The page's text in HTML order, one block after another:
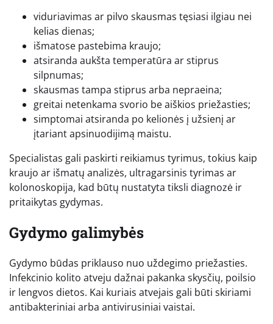
viduriavimas ar pilvo skausmas tęsiasi ilgiau nei
kelias dienas;
išmatose pastebima kraujo;
atsiranda aukšta temperatūra ar stiprus
silpnumas;
skausmas tampa stiprus arba nepraeina;
greitai netenkama svorio be aiškios priežasties;
simptomai atsiranda po kelionės į užsienį ar
įtariant apsinuodijimą maistu.
Specialistas gali paskirti reikiamus tyrimus, tokius kaip
kraujo ar išmatų analizės, ultragarsinis tyrimas ar
kolonoskopija, kad būtų nustatyta tiksli diagnozė ir
pritaikytas gydymas.
Gydymo galimybės
Gydymo būdas priklauso nuo uždegimo priežasties.
Infekcinio kolito atveju dažnai pakanka skysčių, poilsio
ir lengvos dietos. Kai kuriais atvejais gali būti skiriami
antibakteriniai arba antivirusiniai vaistai.